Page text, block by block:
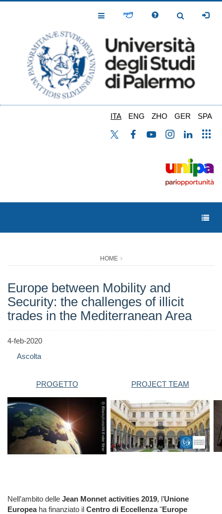
Toggle
Toggle
ITA ENG ZHO GER SPA
HOME
Europe between Mobility and
Security: the challenges of illicit
trades in the Mediterranean Area
4-feb-2020
Ascolta
PROGETTO PROJECT TEAM
Nell’ambito delle Jean Monnet activities 2019, l’Unione
Europeaha finanziato il Centro di Eccellenza"Europe